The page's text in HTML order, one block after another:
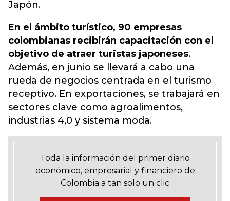
Japón.
En el ámbito turístico, 90 empresas
colombianas recibirán capacitación con el
objetivo de atraer turistas japoneses.
Además, en junio se llevará a cabo una
rueda de negocios centrada en el turismo
receptivo. En exportaciones, se trabajará en
sectores clave como agroalimentos,
industrias 4,0 y sistema moda.
Toda la información del primer diario
económico, empresarial y financiero de
Colombia a tan solo un clic